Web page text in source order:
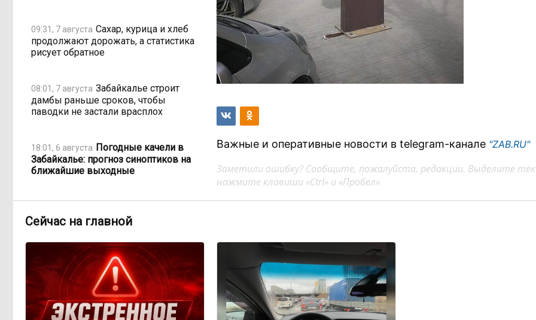
09:31, 7 августа Сахар, курица и хлеб
продолжают дорожать, а статистика
рисует обратное
08:01, 7 августа Забайкалье строит
дамбы раньше сроков, чтобы
паводки не застали врасплох
18:01, 6 августа Погодные качели в
Забайкалье: прогноз синоптиков на
ближайшие выходные
возглавили рейтинг самых
за смену в ДФО
15:02, 6 августа
«Ждать некогда»:
жители подтопленного Угдана
просят технику, пока чиновники
разводят руками
Важные и оперативные новости в telegram-канале "ZAB.RU"
Заметили ошибку? Сообщите, пожалуйста, редакции. Выделите
нажмите клавиши «Ctrl» и «Пробел»
Сейчас на главной